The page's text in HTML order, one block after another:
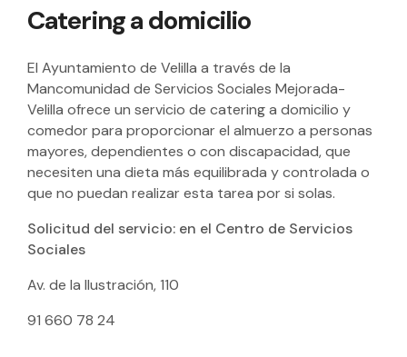
Catering a domicilio
El Ayuntamiento de Velilla a través de la
Mancomunidad de Servicios Sociales Mejorada-
Velilla ofrece un servicio de catering a domicilio y
comedor para proporcionar el almuerzo a personas
mayores, dependientes o con discapacidad, que
necesiten una dieta más equilibrada y controlada o
que no puedan realizar esta tarea por si solas.
Solicitud del servicio: en el Centro de Servicios
Sociales
Av. de la Ilustración, 110
91 660 78 24